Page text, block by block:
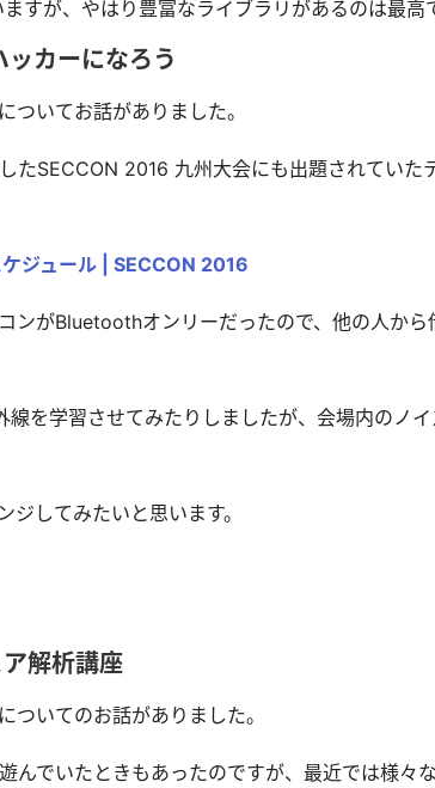
すが、やはり豊富なライブラリがあるのは最高
ッカーになろう
ついてお話がありました。
たSECCON 2016 九州大会にも出題されていた
ジュール | SECCON 2016
ンがBluetoothオンリーだったので、他の人から
を学習させてみたりしましたが、会場内のノイ
ジしてみたいと思います。
解析講座
ついてのお話がありました。
んでいたときもあったのですが、最近では様々